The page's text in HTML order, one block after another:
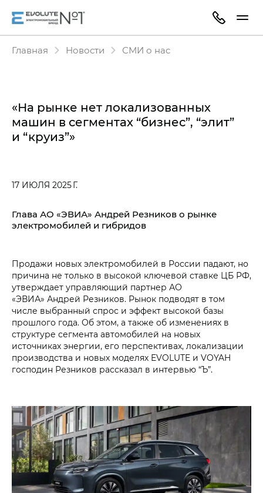
Главная Новости СМИ о нас
«На рынке нет локализованных
машин в сегментах “бизнес”, “элит”
и “круиз”»
17 ИЮЛЯ 2025 Г.
Глава АО «ЭВИА» Андрей Резников о рынке
электромобилей и гибридов
Продажи новых электромобилей в России падают, но
причина не только в высокой ключевой ставке ЦБ РФ,
утверждает управляющий партнер АО
«ЭВИА» Андрей Резников. Рынок подводят в том
числе выбранный спрос и эффект высокой базы
прошлого года. Об этом, а также об изменениях в
структуре сегмента автомобилей на новых
источниках энергии, его перспективах, локализации
производства и новых моделях EVOLUTE и VOYAH
господин Резников рассказал в интервью “Ъ”.